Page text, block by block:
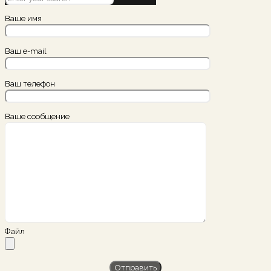
Ваше имя
Ваш e-mail
Ваш телефон
Ваше сообщение
Файл